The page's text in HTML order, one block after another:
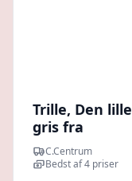
Trille, Den lille
gris fra
Fablewood
C.Centrum
Bedst af 4 priser